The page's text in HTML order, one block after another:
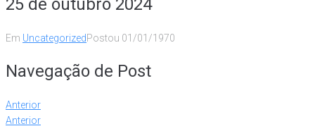
25 de outubro 2024
Em UncategorizedPostou 01/01/1970
Navegação de Post
Anterior
Anterior